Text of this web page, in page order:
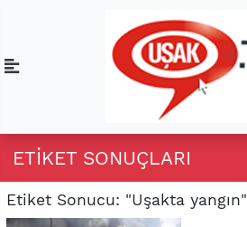
ETIKET SONUÇLARI
Etiket Sonucu: "Uşakta yangın"